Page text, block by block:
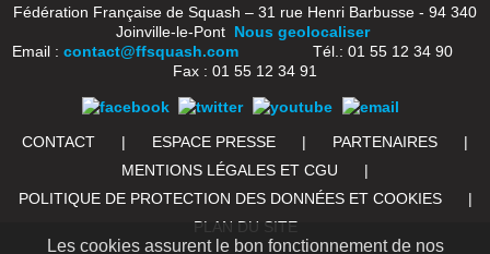
Fédération Française de Squash – 31 rue Henri Barbusse - 94 340
Joinville-le-Pont Nous geolocaliser
Email : contact@ffsquash.comTél.: 01 55 12 34 90
Fax : 01 55 12 34 91
CONTACT | ESPACE PRESSE | PARTENAIRES
|
MENTIONS LÉGALES ET CGU
|
POLITIQUE DE PROTECTION DES DONNÉES ET COOKIES
|
PLAN DU SITE
Les cookies assurent le bon fonctionnement de nos